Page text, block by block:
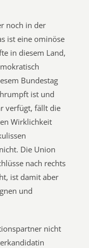
noch in der
ist eine ominöse
in diesem Land,
Bundestag
ist und
verfügt, fällt die
Wirklichkeit
Die Union
nach rechts
ist damit aber
und
nicht